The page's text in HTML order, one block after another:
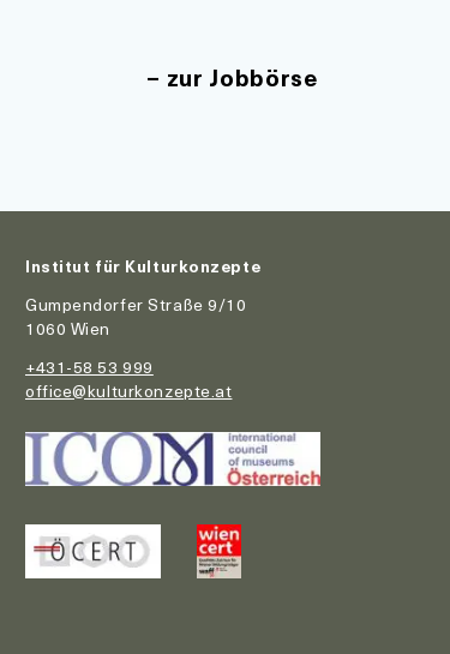
zur Jobbörse
Institut für Kulturkonzepte
Gumpendorfer Straße 9/10
1060 Wien
+431-58 53 999
office@kulturkonzepte.at